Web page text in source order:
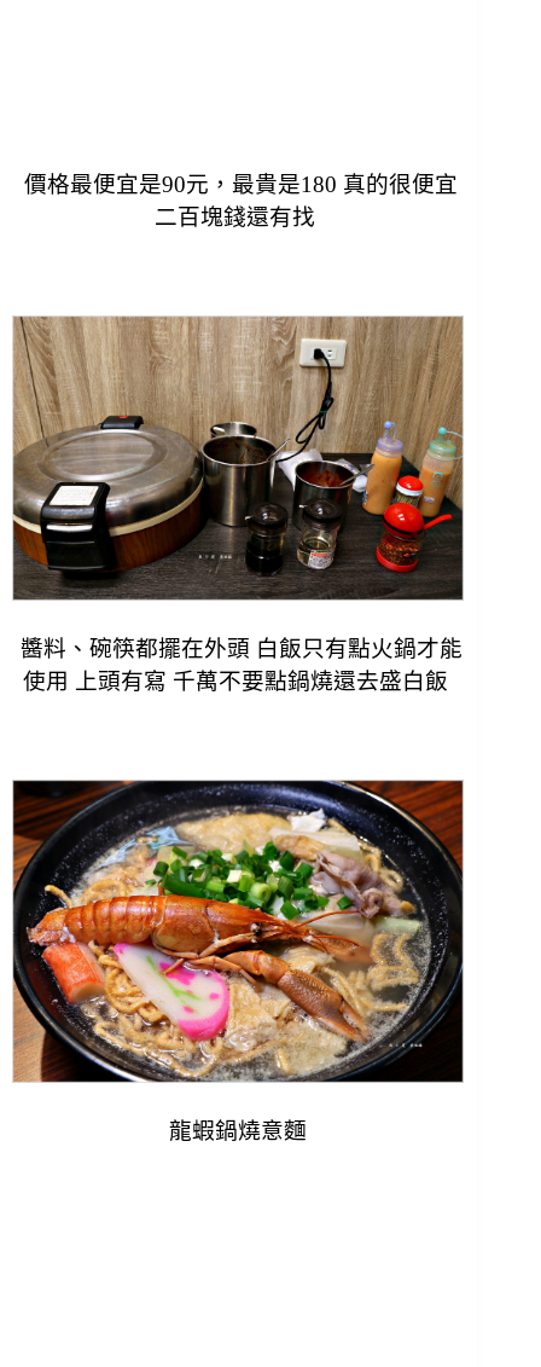
價格最便宜是90元，最貴是180 真的很便宜
二百塊錢還有找
醬料、碗筷都擺在外頭 白飯只有點火鍋才能
使用 上頭有寫 千萬不要點鍋燒還去盛白飯
龍蝦鍋燒意麵